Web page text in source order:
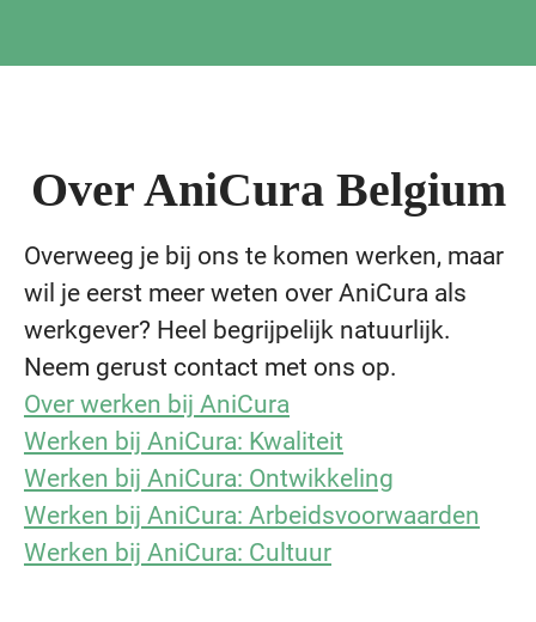
Over AniCura Belgium
Overweeg je bij ons te komen werken, maar
wil je eerst meer weten over AniCura als
werkgever? Heel begrijpelijk natuurlijk.
Neem gerust contact met ons op.
Over werken bij AniCura
Werken bij AniCura: Kwaliteit
Werken bij AniCura: Ontwikkeling
Werken bij AniCura: Arbeidsvoorwaarden
Werken bij AniCura: Cultuur